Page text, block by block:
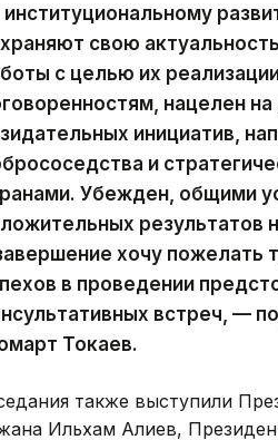
институциональному
свою
с целью их
нацелен
инициатив,
и
Убежден, общими
результатов
хочу пожелать
в проведении
встреч, —
Токаев.
также выступили
Ильхам Алиев,